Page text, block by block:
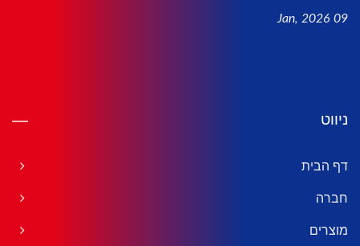
09 Jan, 2026
ניווט
דף הבית
חברה
מוצרים